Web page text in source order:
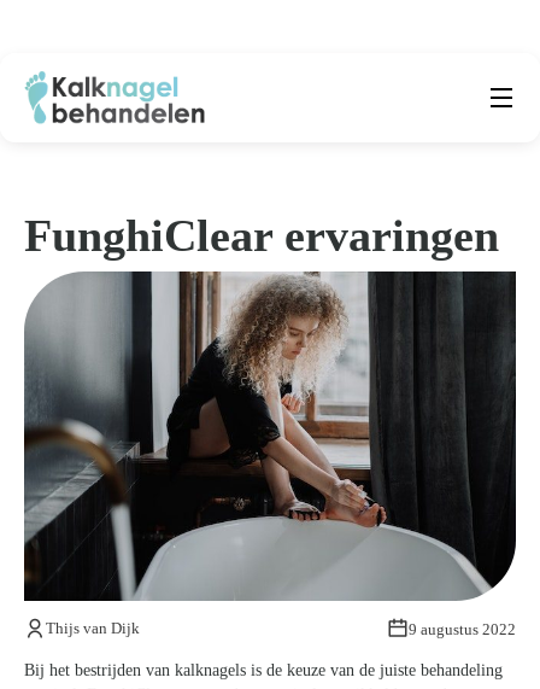
Middelen kalknagels
Reviews
Kennisbank
Over ons
FunghiClear ervaringen
Thijs van Dijk 9 augustus 2022
Bij het bestrijden van kalknagels is de keuze van de juiste behandeling